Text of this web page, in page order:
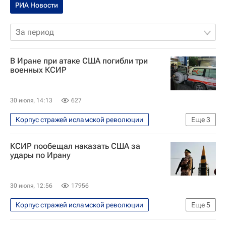
РИА Новости
За период
В Иране при атаке США погибли три
военных КСИР
30 июля, 14:13 627
Еще3
Корпус стражей исламской революции
В мире
США Иран
КСИР пообещал наказать США за
удары по Ирану
30 июля, 12:56 17956
Еще5
Корпус стражей исламской революции
В мире
Иран
США